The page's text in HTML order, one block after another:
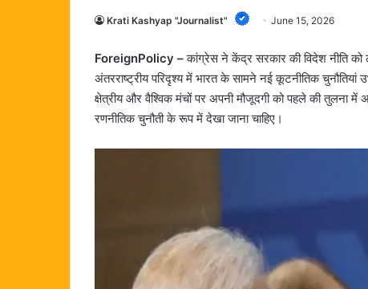
Krati Kashyap "Journalist" June 15, 2026
ForeignPolicy –कांग्रेस ने केंद्र सरकार की विदेश नीति को
अंतरराष्ट्रीय परिदृश्य में भारत के सामने नई कूटनीतिक चुनौतियां
क्षेत्रीय और वैश्विक मंचों पर अपनी मौजूदगी को पहले की तुलना
रणनीतिक चुनौती के रूप में देखा जाना चाहिए।